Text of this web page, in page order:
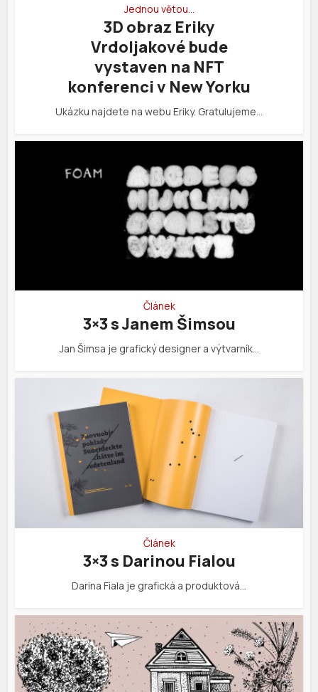
Jednou větou…
3D obraz Eriky
Vrdoljakové bude
vystaven na NFT
konferenci v New Yorku
Ukázku najdete na webu Eriky. Gratulujeme…
Článek
3×3 s Janem Šimsou
Jan Šimsa je grafický designer a výtvarník…
Článek
3×3 s Darinou Fialou
Darina Fiala je grafická a produktová…